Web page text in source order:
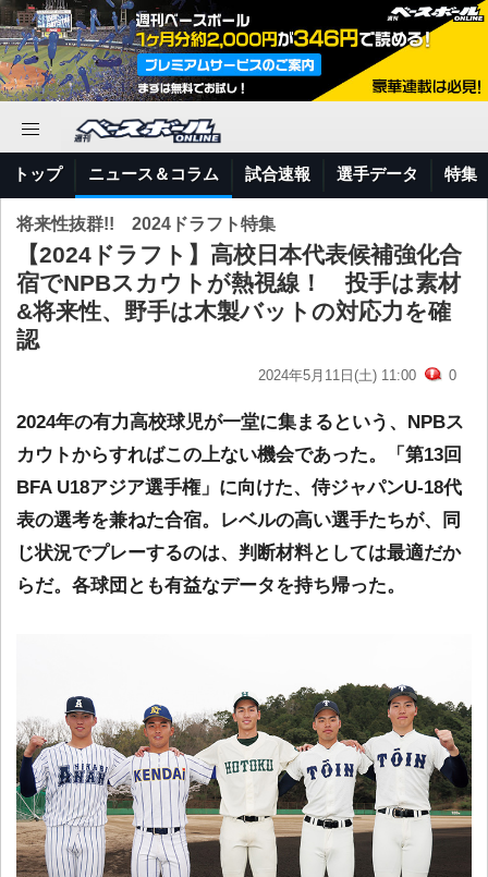
トップ ニュース＆コラム 試合速報 選手データ 特集
将来性抜群!! 2024ドラフト特集
【2024ドラフト】高校日本代表候補強化合
宿でNPBスカウトが熱視線！ 投手は素材
&将来性、野手は木製バットの対応力を確
認
2024年5月11日(土) 11:00 0
2024年の有力高校球児が一堂に集まるという、NPBス
カウトからすればこの上ない機会であった。「第13回
BFA U18アジア選手権」に向けた、侍ジャパンU-18代
表の選考を兼ねた合宿。レベルの高い選手たちが、同
じ状況でプレーするのは、判断材料としては最適だか
らだ。各球団とも有益なデータを持ち帰った。